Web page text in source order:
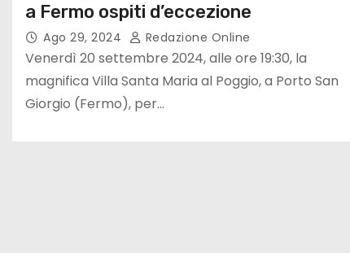
a Fermo ospiti d’eccezione
Ago 29, 2024 Redazione Online
Venerdì 20 settembre 2024, alle ore 19:30, la
magnifica Villa Santa Maria al Poggio, a Porto San
Giorgio (Fermo), per…